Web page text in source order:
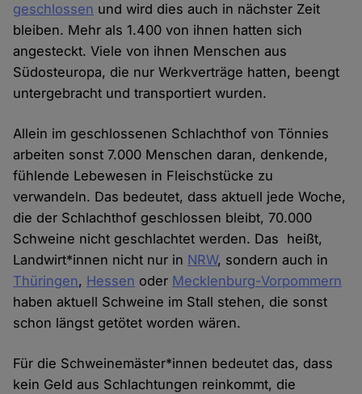
geschlossen und wird dies auch in nächster Zeit
bleiben. Mehr als 1.400 von ihnen hatten sich
angesteckt. Viele von ihnen Menschen aus
Südosteuropa, die nur Werkverträge hatten, beengt
untergebracht und transportiert wurden.
Allein im geschlossenen Schlachthof von Tönnies
arbeiten sonst 7.000 Menschen daran, denkende,
fühlende Lebewesen in Fleischstücke zu
verwandeln. Das bedeutet, dass aktuell jede Woche,
die der Schlachthof geschlossen bleibt, 70.000
Schweine nicht geschlachtet werden. Das heißt,
Landwirt*innen nicht nur in NRW, sondern auch in
Thüringen, Hessen oder Mecklenburg-Vorpommern
haben aktuell Schweine im Stall stehen, die sonst
schon längst getötet worden wären.
Für die Schweinemäster*innen bedeutet das, dass
kein Geld aus Schlachtungen reinkommt, die